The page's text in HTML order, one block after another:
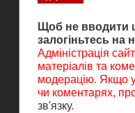
Щоб не вводити
залогіньтесь
Адміністрація
матеріалів та
модерацію. Якщо
чи коментарях,
зв'язку.